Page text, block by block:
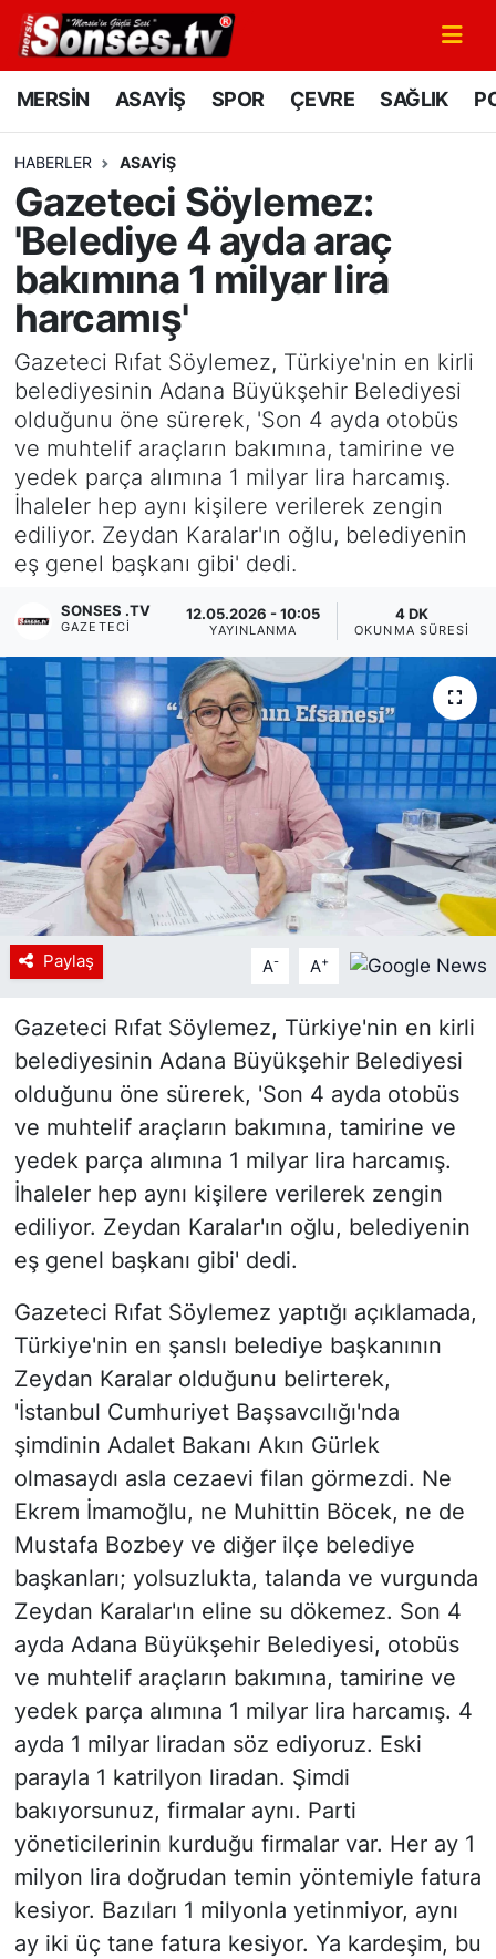
MERSİN ASAYİŞ SPOR ÇEVRE SAĞLIK
HABERLER ASAYİŞ
Gazeteci Söylemez:
'Belediye 4 ayda araç
bakımına 1 milyar lira
harcamış'
Gazeteci Rıfat Söylemez, Türkiye'nin en kirli
belediyesinin Adana Büyükşehir Belediyesi
olduğunu öne sürerek, 'Son 4 ayda otobüs
ve muhtelif araçların bakımına, tamirine ve
yedek parça alımına 1 milyar lira harcamış.
İhaleler hep aynı kişilere verilerek zengin
ediliyor. Zeydan Karalar'ın oğlu, belediyenin
eş genel başkanı gibi' dedi.
SONSES .TV
GAZETECI
12.05.2026 - 10:05
YAYINLANMA
4 DK
OKUNMA SÜRESI
Paylaş A- A+
Gazeteci Rıfat Söylemez, Türkiye'nin en kirli
belediyesinin Adana Büyükşehir Belediyesi
olduğunu öne sürerek, 'Son 4 ayda otobüs
ve muhtelif araçların bakımına, tamirine ve
yedek parça alımına 1 milyar lira harcamış.
İhaleler hep aynı kişilere verilerek zengin
ediliyor. Zeydan Karalar'ın oğlu, belediyenin
eş genel başkanı gibi' dedi.
Gazeteci Rıfat Söylemez yaptığı açıklamada,
Türkiye'nin en şanslı belediye başkanının
Zeydan Karalar olduğunu belirterek,
'İstanbul Cumhuriyet Başsavcılığı'nda
şimdinin Adalet Bakanı Akın Gürlek
olmasaydı asla cezaevi filan görmezdi. Ne
Ekrem İmamoğlu, ne Muhittin Böcek, ne de
Mustafa Bozbey ve diğer ilçe belediye
başkanları; yolsuzlukta, talanda ve vurgunda
Zeydan Karalar'ın eline su dökemez. Son 4
ayda Adana Büyükşehir Belediyesi, otobüs
ve muhtelif araçların bakımına, tamirine ve
yedek parça alımına 1 milyar lira harcamış. 4
ayda 1 milyar liradan söz ediyoruz. Eski
parayla 1 katrilyon liradan. Şimdi
bakıyorsunuz, firmalar aynı. Parti
yöneticilerinin kurduğu firmalar var. Her ay 1
milyon lira doğrudan temin yöntemiyle fatura
kesiyor. Bazıları 1 milyonla yetinmiyor, aynı
ay iki üç tane fatura kesiyor. Ya kardeşim, bu
MERSİN
SPOR
GÜNÜN MANŞETİ
DÜNYA
KÜLTÜR - SANAT
MAGAZİN
SAĞLIK
Siyaset
Tanıtım
Mersin Nöbetçi Eczaneler
Mersin Namaz Vakitleri
Mersin Trafik Yoğunluk Haritası
Süper Lig Puan Durumu ve Fikstür
Tüm Manşetler
Son Dakika Haberleri
Haber Arşivi